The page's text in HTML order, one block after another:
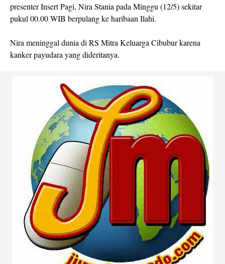
presenter Insert Pagi, Nira Stania pada Minggu (12/5) sekitar
pukul 00.00 WIB berpulang ke haribaan Ilahi.
Nira meninggal dunia di RS Mitra Keluarga Cibubur karena
kanker payudara yang dideritanya.